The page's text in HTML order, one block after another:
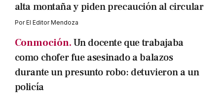
alta montaña y piden precaución al circular
PorEl Editor Mendoza
Conmoción.Un docente que trabajaba
como chofer fue asesinado a balazos
durante un presunto robo: detuvieron a un
policía